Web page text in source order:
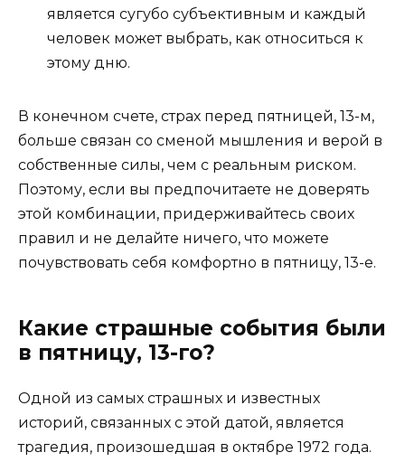
является сугубо субъективным и каждый
человек может выбрать, как относиться к
этому дню.
В конечном счете, страх перед пятницей, 13-м,
больше связан со сменой мышления и верой в
собственные силы, чем с реальным риском.
Поэтому, если вы предпочитаете не доверять
этой комбинации, придерживайтесь своих
правил и не делайте ничего, что можете
почувствовать себя комфортно в пятницу, 13-е.
Какие страшные события были
в пятницу, 13-го?
Одной из самых страшных и известных
историй, связанных с этой датой, является
трагедия, произошедшая в октябре 1972 года.